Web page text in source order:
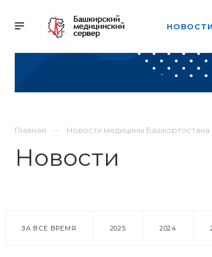
НОВОСТИ
Главная Новости медицины Башкортостана
Новости
ЗА ВСЕ ВРЕМЯ 2025 2024